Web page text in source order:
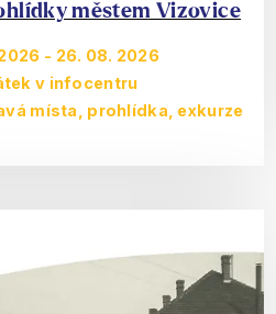
městem Vizovice
- 26. 08. 2026
v infocentru
místa
prohlídka, exkurze